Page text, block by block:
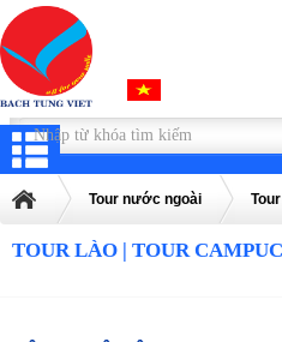
Tour nước ngoài
TOUR LÀO | TOUR